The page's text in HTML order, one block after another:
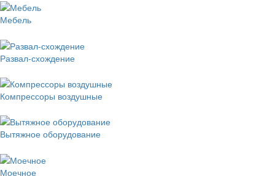
Мебель
Развал-схождение
Компрессоры воздушные
Вытяжное оборудование
Моечное